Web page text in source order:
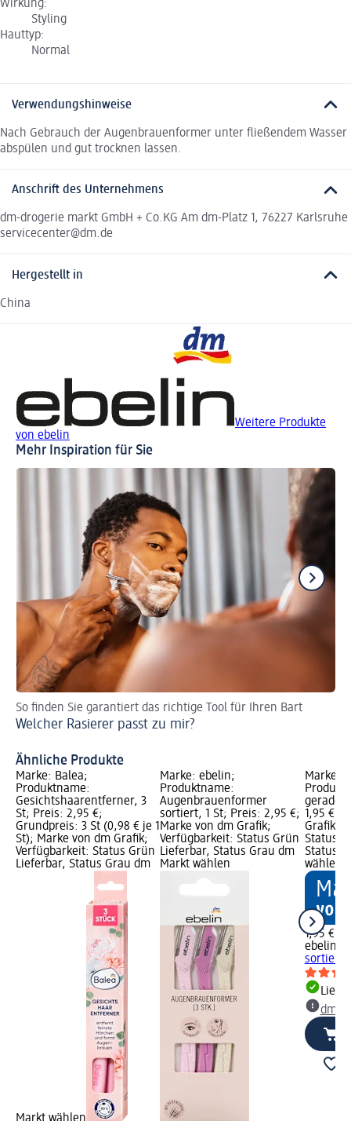
Wirkung:
Styling
Hauttyp:
Normal
Verwendungshinweise
Nach Gebrauch der Augenbrauenformer unter fließendem Wasser
abspülen und gut trocknen lassen.
Anschrift des Unternehmens
dm-drogerie markt GmbH + Co.KG Am dm-Platz 1, 76227 Karlsruhe
servicecenter@dm.de
Hergestellt in
China
Weitere Produkte
von ebelin
Mehr Inspiration für Sie
So finden Sie garantiert das richtige Tool für Ihren Bart
Welcher Rasierer passt zu mir?
Ähnliche Produkte
Marke: Balea;
Produktname:
Gesichtshaarentferner, 3
St; Preis: 2,95 €;
Grundpreis: 3 St (0,98 € je 1
St); Marke von dm Grafik;
Verfügbarkeit: Status Grün
Lieferbar, Status Grau dm
Marke: ebelin;
Produktname:
Augenbrauenformer
sortiert, 1 St; Preis: 2,95 €;
Marke von dm Grafik;
Verfügbarkeit: Status Grün
Lieferbar, Status Grau dm
Markt wählen
Marke:
gerade
1,95 €;
Grafik;
Status
Status
wählen
1,95 €
ebelin
sortiert,
dm